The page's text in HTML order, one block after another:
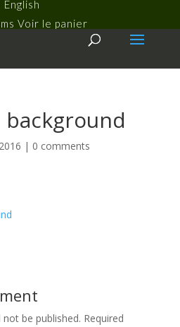
English
| 0 comments
be published. Required